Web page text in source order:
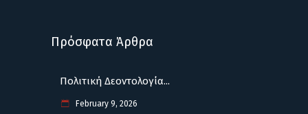
Πρόσφατα Άρθρα
Πολιτική Δεοντολογία...
February 9, 2026